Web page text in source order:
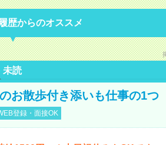
歴からのオススメ
未読
お散歩付き添いも仕事の1つ
登録・面接OK